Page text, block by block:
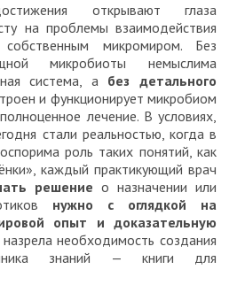
открывают глаза
на проблемы взаимодействия
микромиром. Без
микробиоты немыслима
система, а без детального
и функционирует микробиом
лечение. В условиях,
стали реальностью, когда в
роль таких понятий, как
каждый практикующий врач
решение о назначении или
нужно с оглядкой на
опыт и доказательную
необходимость создания
знаний — книги для